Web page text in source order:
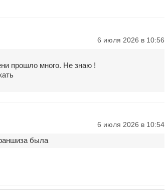
6 июля 2026 в 10:56
прошло много. Не знаю !
6 июля 2026 в 10:54
была